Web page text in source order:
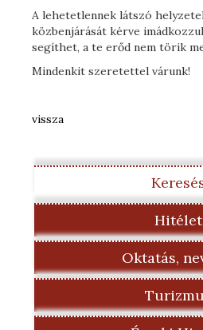
A lehetetlennek látszó
közbenjárását kérve
segíthet, a te erőd nem törik
Mindenkit szeretettel várunk!
vissza
Hitélet
Oktatás,